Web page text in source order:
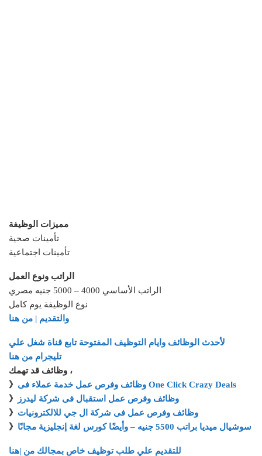
مميزات الوظيفة
تأمينات صحية
تأمينات اجتماعية
الراتب ونوع العمل
الراتب الأساسي 4000 – 5000 جنيه مصري
نوع الوظيفة يوم كامل
والتقديم | من هنا
لأحدث الوظائف وايام التوظيف المفتوحة تابع قناة شغل علي
تليجرام من هنا
وظائف قد تهمك ،
》
وظائف وفرص عمل خدمة عملاء فى One Click Crazy Deals
》
وظائف وفرص عمل استقبال فى شركة ليدرز
》 وظائف وفرص عمل فى شركة ال جي للالكترونيات
》
سوشيال ميديا براتب 5500 جنيه – وأيضًا كورس لغة إنجليزية مجانًا
للتقديم علي طلب توظيف خاص بمجالك من |هنا